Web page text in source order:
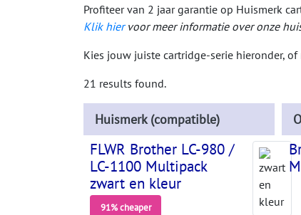
Profiteer van 2 jaar garantie op Huismerk
Klik hiervoor meer informatie over onze
Kies jouw juiste cartridge-serie hieronder,
21 results found.
Huismerk (compatible)
FLWR Brother LC-980 /
LC-1100 Multipack
zwart en kleur
91% cheaper